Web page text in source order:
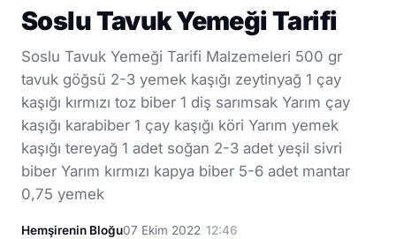
Soslu Tavuk Yemeği Tarifi
Soslu Tavuk Yemeği Tarifi Malzemeleri 500 gr
tavuk göğsü 2-3 yemek kaşığı zeytinyağ 1 çay
kaşığı kırmızı toz biber 1 diş sarımsak Yarım çay
kaşığı karabiber 1 çay kaşığı köri Yarım yemek
kaşığı tereyağ 1 adet soğan 2-3 adet yeşil sivri
biber Yarım kırmızı kapya biber 5-6 adet mantar
0,75 yemek
Hemşirenin Bloğu07 Ekim 2022 12:46